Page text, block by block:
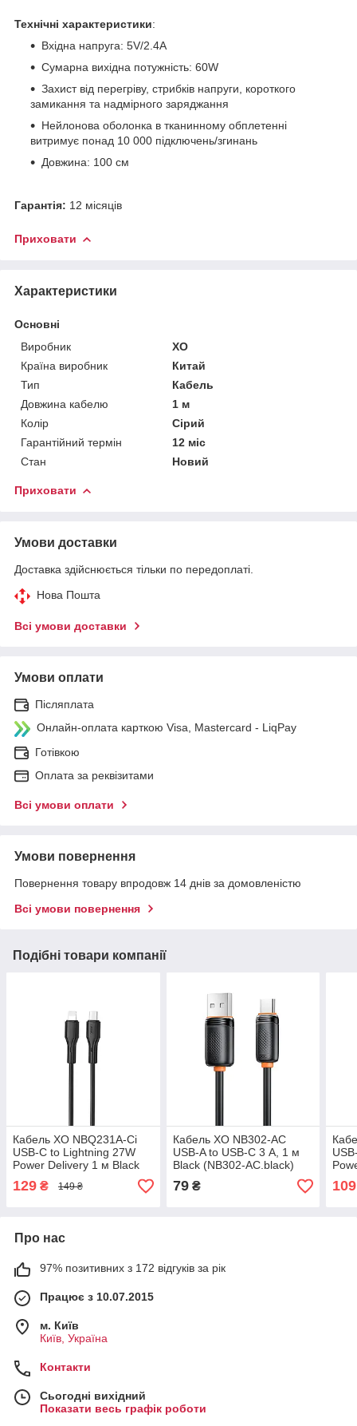
Технічні характеристики:
Вхідна напруга: 5V/2.4A
Сумарна вихідна потужність: 60W
Захист від перегріву, стрибків напруги, короткого
замикання та надмірного заряджання
Нейлонова оболонка в тканинному обплетенні
витримує понад 10 000 підключень/згинань
Довжина: 100 см
Гарантія: 12 місяців
Приховати
Характеристики
Основні
Виробник
XO
Країна виробник
Китай
Тип
Кабель
Довжина кабелю
1 м
Колір
Сірий
Гарантійний термін
12 міс
Стан
Новий
Приховати
Умови доставки
Доставка здійснюється тільки по передоплаті.
Нова Пошта
Всі умови доставки
Умови оплати
Післяплата
Онлайн-оплата карткою Visa, Mastercard - LiqPay
Готівкою
Оплата за реквізитами
Всі умови оплати
Умови повернення
Повернення товару впродовж 14 днів за домовленістю
Всі умови повернення
Подібні товари компанії
Кабель XO NBQ231A-Ci
USB-C to Lightning 27W
Power Delivery 1 м Black
(NB-Q231A-CI.black)
129 ₴ 149 ₴
Кабель XO NB302-AC
USB-A to USB-C 3 А, 1 м
Black (NB302-AC.black)
79₴ 109
Про нас
97% позитивних з 172 відгуків за рік
Працює з 10.07.2015
м. Київ
Київ, Україна
Контакти
Сьогодні вихідний
Показати весь графік роботи